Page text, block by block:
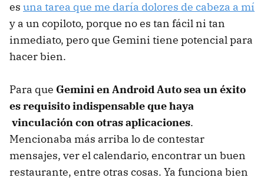
es una tarea que me daría dolores de cabeza a mí
y a un copiloto, porque no es tan fácil ni tan
inmediato, pero que Gemini tiene potencial para
hacer bien.
Para que Gemini en Android Auto sea un éxito
es requisito indispensable que haya
vinculación con otras aplicaciones.
Mencionaba más arriba lo de contestar
mensajes, ver el calendario, encontrar un buen
restaurante, entre otras cosas. Ya funciona bien